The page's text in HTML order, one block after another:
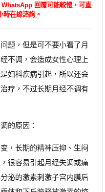
回覆可能較慢，可直
時在線諮詢。
，但是可不要小看了月
不调，会造成女性心理上
妇科疾病引起，所以还会
疗，不过长期月经不调有
的原因：
长期的精神压抑、生闷
很容易引起月经失调或痛
泌的激素刺激子宫内膜后